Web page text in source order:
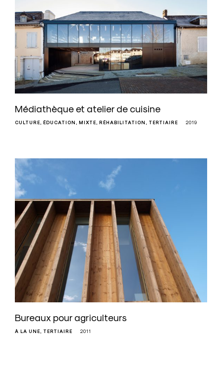
Médiathèque et atelier de cuisine
CULTURE ÉDUCATION MIXTE RÉHABILITATION TERTIAIRE 2019
Bureaux pour agriculteurs
À LA UNE TERTIAIRE 2011